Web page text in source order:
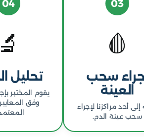
03
🩸
إجراء سحب
العينة
أحد مراكزنا لإجراء
سحب عينة الدم.
04
🔬
تحليل
يقوم المختبر
وفق